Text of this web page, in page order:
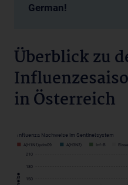
German!
Überblick zu
in Österreich